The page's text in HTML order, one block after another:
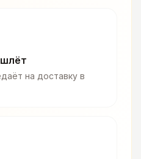
на доставку в